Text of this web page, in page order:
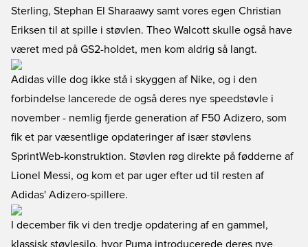
Sterling, Stephan El Sharaawy samt vores egen Christian
Eriksen til at spille i støvlen. Theo Walcott skulle også have
været med på GS2-holdet, men kom aldrig så langt.
Adidas ville dog ikke stå i skyggen af Nike, og i den
forbindelse lancerede de også deres nye speedstøvle i
november - nemlig fjerde generation af F50 Adizero, som
fik et par væsentlige opdateringer af især støvlens
SprintWeb-konstruktion. Støvlen røg direkte på fødderne af
Lionel Messi, og kom et par uger efter ud til resten af
Adidas' Adizero-spillere.
I december fik vi den tredje opdatering af en gammel,
klassisk støvlesilo, hvor Puma introducerede deres nye